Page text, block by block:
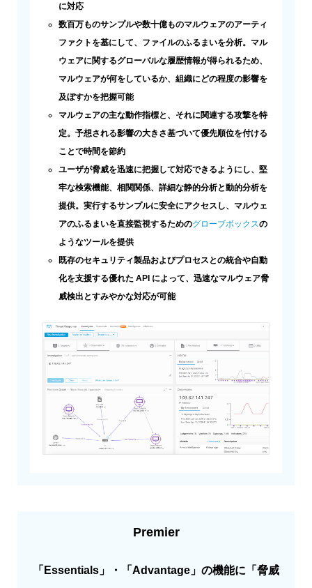
に対応
数百万ものサンプルや数十億ものマルウェアのアーティ
ファクトを基にして、ファイルのふるまいを分析。マル
ウェアに関するグローバルな履歴情報が得られるため、
マルウェアが何をしているか、組織にどの程度の影響を
及ぼすかを把握可能
マルウェアの主な動作指標と、それに関連する攻撃を特
定。予想される影響の大きさ基づいて優先順位を付ける
ことで時間を節約
ユーザが脅威を迅速に把握して対応できるようにし、堅
牢な検索機能、相関関係、詳細な静的分析と動的分析を
提供。実行するサンプルに安全にアクセスし、マルウェ
アのふるまいを直接監視するためのグローブボックスの
ようなツールを提供
既存のセキュリティ製品およびプロセスとの統合や自動
化を支援する優れた API によって、迅速なマルウェア脅
威検出とすみやかな対応が可能
Premier
「Essentials」・「Advantage」の機能に「脅威